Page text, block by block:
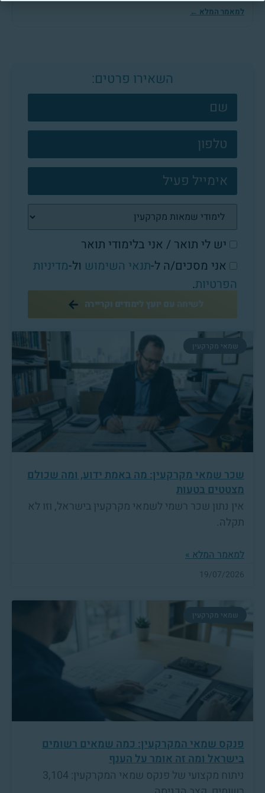
למאמר המלא ←
השאירו פרטים:
צרו
קשר
פוטר
יש לי תואר / אני בלימודי תואר
אני מסכים/ה ל-תנאי השימוש ול-מדיניות
הפרטיות.
לשיחה עם יועץ לימודים וקריירה
שמאי מקרקעין
שכר שמאי מקרקעין: מה באמת ידוע, ומה שכולם
מצטטים בטעות
אין נתון שכר רשמי לשמאי מקרקעין בישראל, וזו לא
תקלה.
למאמר המלא »
19/07/2026
שמאי מקרקעין
פנקס שמאי המקרקעין: כמה שמאים רשומים
בישראל ומה זה אומר על הענף
ניתוח מקצועי של פנקס שמאי המקרקעין: 3,104